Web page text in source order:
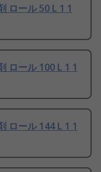
ロール 50 L 1 1
ロール 100 L 1 1
ロール 144 L 1 1